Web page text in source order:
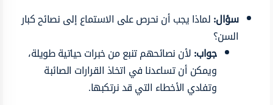
سؤال:لماذا يجب أن نحرص على الاستماع إلى نصائح كبار
السن؟
جواب:لأن نصائحهم تنبع من خبرات حياتية طويلة،
ويمكن أن تساعدنا في اتخاذ القرارات الصائبة
وتفادي الأخطاء التي قد نرتكبها.